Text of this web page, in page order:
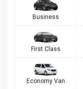
Business
First Class
Economy Van